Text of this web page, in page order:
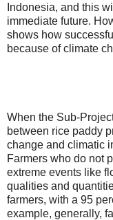
Indonesia, and this
immediate future.
shows how
because of climate
When the Sub-
between rice paddy
change and climatic
Farmers who do not
extreme events like
qualities and
farmers, with a 95
example, generally,